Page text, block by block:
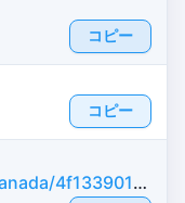
コピー
コピー
https://ja.id-fake.com/fake-id-canada/4f1339011ad0658a2019167e2ffa5977